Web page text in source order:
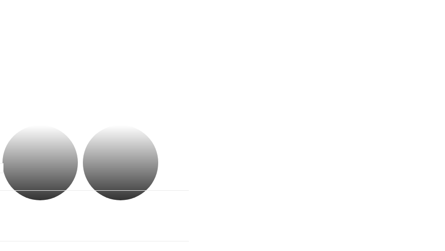
ప్రసాదం
తీర్థం..తులసీదళం
లేకుండా
అసంపూర్ణం
సినిమాతో
పాన్
స్టార్
హీరోయిన్‏గా
శ్రీనిధి